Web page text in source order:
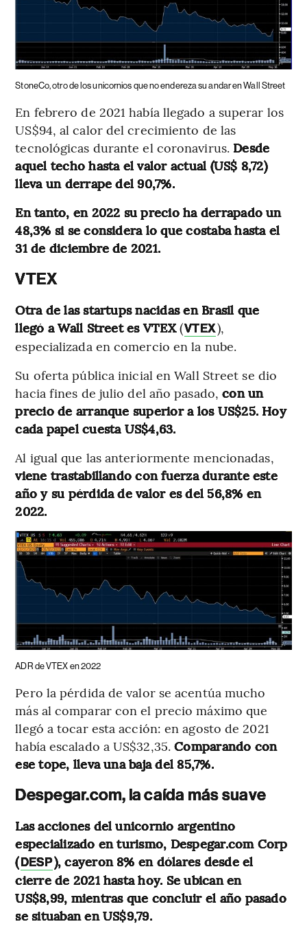
StoneCo, otro de los unicornios que no endereza su andar en Wall Street
En febrero de 2021 había llegado a superar los
US$94, al calor del crecimiento de las
tecnológicas durante el coronavirus. Desde
aquel techo hasta el valor actual (US$ 8,72)
lleva un derrape del 90,7%.
En tanto, en 2022 su precio ha derrapado un
48,3% si se considera lo que costaba hasta el
31 de diciembre de 2021.
VTEX
Otra de las startups nacidas en Brasil que
llegó a Wall Street es VTEX(VTEX),
especializada en comercio en la nube.
Su oferta pública inicial en Wall Street se dio
hacia fines de julio del año pasado,con un
precio de arranque superior a los US$25. Hoy
cada papel cuesta US$4,63.
Al igual que las anteriormente mencionadas,
viene trastabillando con fuerza durante este
año y su pérdida de valor es del 56,8% en
2022.
ADR de VTEX en 2022
Pero la pérdida de valor se acentúa mucho
más al comparar con el precio máximo que
llegó a tocar esta acción: en agosto de 2021
había escalado a US$32,35.Comparando con
ese tope, lleva una baja del 85,7%.
Despegar.com, la caída más suave
Las acciones del unicornio argentino
especializado en turismo, Despegar.com Corp
(DESP), cayeron 8% en dólares desde el
cierre de 2021 hasta hoy. Se ubican en
US$8,99, mientras que concluir el año pasado
se situaban en US$9,79.